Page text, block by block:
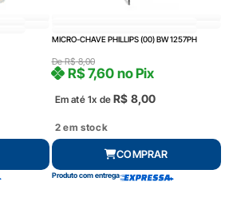
MICRO-CHAVE PHILLIPS (00) BW 1257PH
DeR$8,00
Em até 1x de R$ 8,00
R$7,60 no Pix
2 em stock
COMPRAR
Produto com entrega